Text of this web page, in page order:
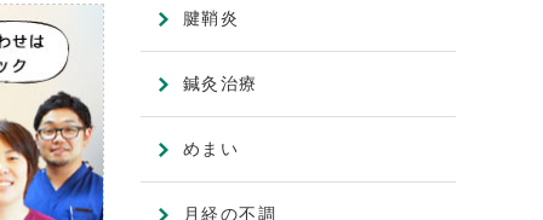
腱鞘炎
鍼灸治療
めまい
月経の不調